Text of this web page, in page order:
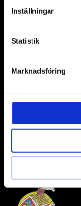
Inställningar
Statistik
Marknadsföring
Våra främsta
& däckmaskiner
gärna om vad som